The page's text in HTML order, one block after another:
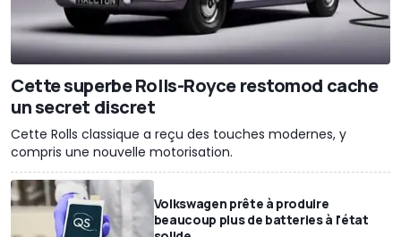
Cette superbe Rolls-Royce restomod cache
un secret discret
Cette Rolls classique a reçu des touches modernes, y
compris une nouvelle motorisation.
Volkswagen prête à produire
beaucoup plus de batteries à l'état